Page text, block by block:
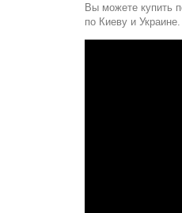
Вы можете купить
по Киеву и Украине.